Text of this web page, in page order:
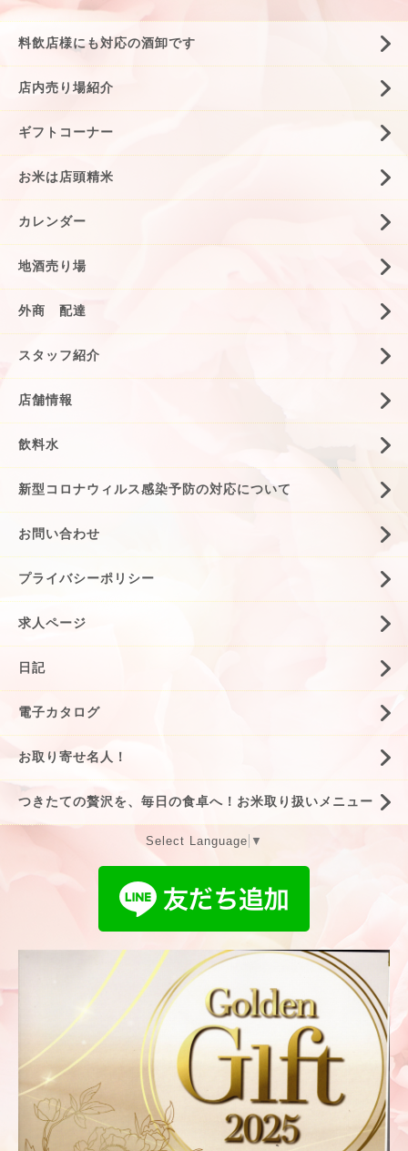
料飲店様にも対応の酒卸です
店内売り場紹介
ギフトコーナー
お米は店頭精米
カレンダー
地酒売り場
外商 配達
スタッフ紹介
店舗情報
飲料水
新型コロナウィルス感染予防の対応について
お問い合わせ
プライバシーポリシー
求人ページ
日記
電子カタログ
お取り寄せ名人！
つきたての贅沢を、毎日の食卓へ！お米取り扱いメニュー
Select Language ▼